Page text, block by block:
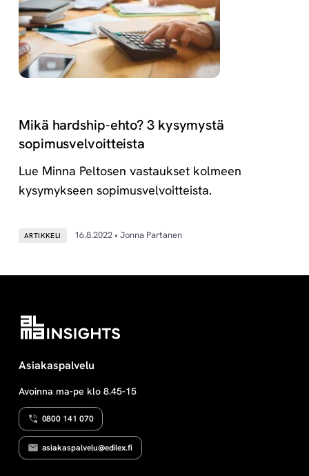
Mikä hardship-ehto? 3 kysymystä
sopimusvelvoitteista
Lue Minna Peltosen vastaukset kolmeen
kysymykseen sopimusvelvoitteista.
ARTIKKELI 16.8.2022 • Jonna Partanen
Asiakaspalvelu
Avoinna ma-pe klo 8.45-15
0800 141 070
asiakaspalvelu@edilex.fi